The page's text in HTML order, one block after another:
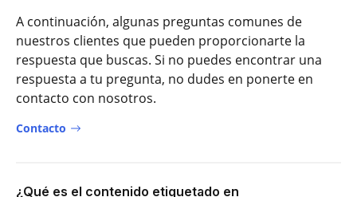
A continuación, algunas preguntas comunes de
nuestros clientes que pueden proporcionarte la
respuesta que buscas. Si no puedes encontrar una
respuesta a tu pregunta, no dudes en ponerte en
contacto con nosotros.
Contacto
¿Qué es el contenido etiquetado en